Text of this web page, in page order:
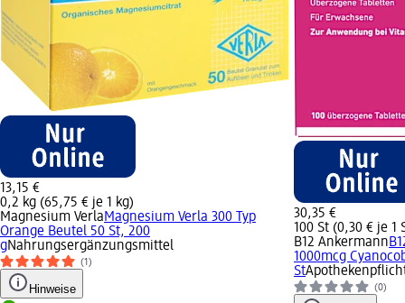
13,15 €
0,2 kg (65,75 € je 1 kg)
Magnesium VerlaMagnesium Verla 300 Typ
Orange Beutel 50 St, 200
gNahrungsergänzungsmittel
(1)
Hinweise
30,35 €
100 St (0,30 € je 1
B12 Ankermann
1000mcg
St
(0)